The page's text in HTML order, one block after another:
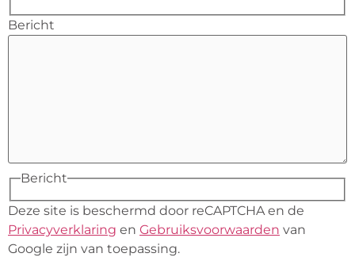
Bericht
Bericht
Deze site is beschermd door reCAPTCHA en de
Privacyverklaring en Gebruiksvoorwaarden van
Google zijn van toepassing.